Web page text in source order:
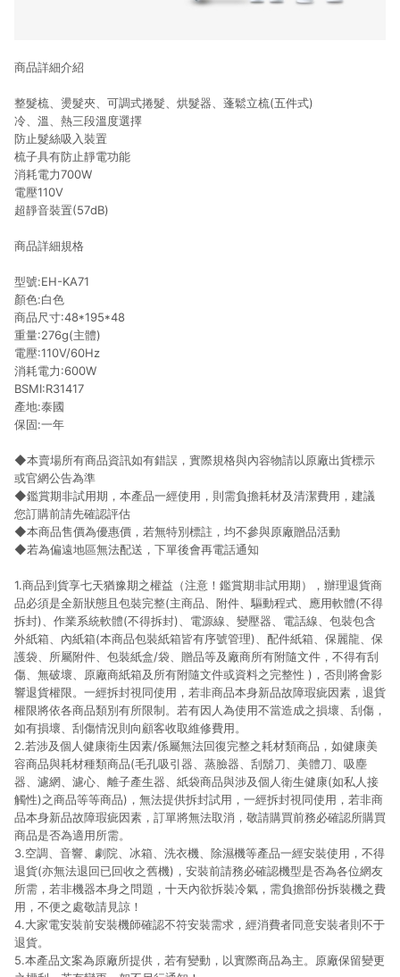
商品詳細介紹
整髮梳、燙髮夾、可調式捲髮、烘髮器、蓬鬆立梳(五件式)
冷、溫、熱三段溫度選擇
防止髮絲吸入裝置
梳子具有防止靜電功能
消耗電力700W
電壓110V
超靜音裝置(57dB)
商品詳細規格
型號:EH-KA71
顏色:白色
商品尺寸:48*195*48
重量:276g(主體)
電壓:110V/60Hz
消耗電力:600W
BSMI:R31417
產地:泰國
保固:一年
◆本賣場所有商品資訊如有錯誤，實際規格與內容物請以原廠出貨標示
或官網公告為準
◆鑑賞期非試用期，本產品一經使用，則需負擔耗材及清潔費用，建議
您訂購前請先確認評估
◆本商品售價為優惠價，若無特別標註，均不參與原廠贈品活動
◆若為偏遠地區無法配送，下單後會再電話通知
1.商品到貨享七天猶豫期之權益（注意！鑑賞期非試用期），辦理退貨商
品必須是全新狀態且包裝完整(主商品、附件、驅動程式、應用軟體(不得
拆封)、作業系統軟體(不得拆封)、電源線、變壓器、電話線、包裝包含
外紙箱、內紙箱(本商品包裝紙箱皆有序號管理)、配件紙箱、保麗龍、保
護袋、所屬附件、包裝紙盒/袋、贈品等及廠商所有附隨文件，不得有刮
傷、無破壞、原廠商紙箱及所有附隨文件或資料之完整性 )，否則將會影
響退貨權限。一經拆封視同使用，若非商品本身新品故障瑕疵因素，退貨
權限將依各商品類別有所限制。若有因人為使用不當造成之損壞、刮傷，
如有損壞、刮傷情況則向顧客收取維修費用。
2.若涉及個人健康衛生因素/係屬無法回復完整之耗材類商品，如健康美
容商品與耗材種類商品(毛孔吸引器、蒸臉器、刮鬍刀、美體刀、吸塵
器、濾網、濾心、離子產生器、紙袋商品與涉及個人衛生健康(如私人接
觸性)之商品等等商品)，無法提供拆封試用，一經拆封視同使用，若非商
品本身新品故障瑕疵因素，訂單將無法取消，敬請購買前務必確認所購買
商品是否為適用所需。
3.空調、音響、劇院、冰箱、洗衣機、除濕機等產品一經安裝使用，不得
退貨(亦無法退回已回收之舊機)，安裝前請務必確認機型是否為各位網友
所需，若非機器本身之問題，十天內欲拆裝冷氣，需負擔部份拆裝機之費
用，不便之處敬請見諒！
4.大家電安裝前安裝機師確認不符安裝需求，經消費者同意安裝者則不于
退貨。
5.本產品文案為原廠所提供，若有變動，以實際商品為主。原廠保留變更